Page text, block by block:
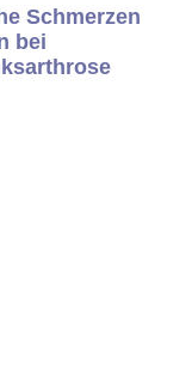
Schmerzen
bei